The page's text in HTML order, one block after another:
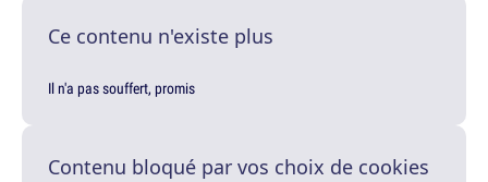
Ce contenu n'existe plus
Il n'a pas souffert, promis
Contenu bloqué par vos choix de cookies